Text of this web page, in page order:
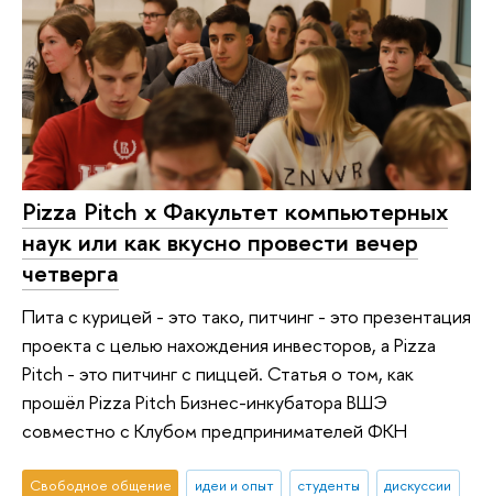
Pizza Pitch x Факультет компьютерных
наук или как вкусно провести вечер
четверга
Пита с курицей - это тако, питчинг - это презентация
проекта с целью нахождения инвесторов, а Pizza
Pitch - это питчинг с пиццей. Статья о том, как
прошёл Pizza Pitch Бизнес-инкубатора ВШЭ
совместно с Клубом предпринимателей ФКН
Свободное общение идеи и опыт студенты
дискуссии